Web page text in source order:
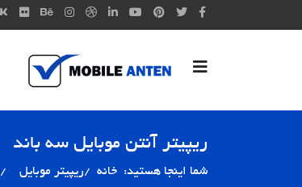
ریپیتر آنتن موبایل سه باند
شما اینجا هستید: خانه ریپیتر موبایل